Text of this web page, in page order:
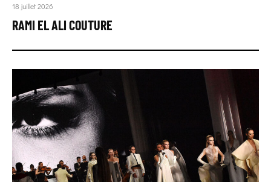
18 juillet 2026
RAMI EL ALI COUTURE